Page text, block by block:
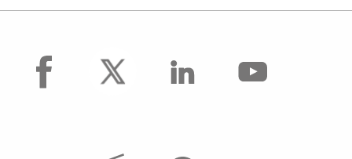
facebook